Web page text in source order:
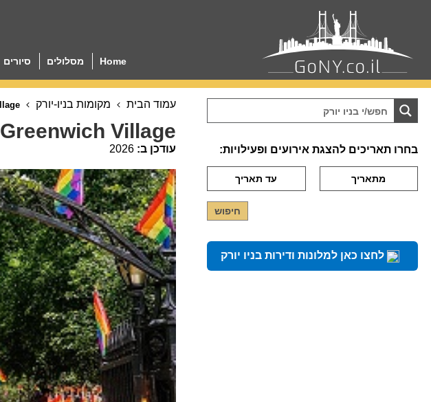
Home מסלולים סיורים
עמוד הבית מקומות בניו-יורק
Greenwich Village – גריניג וויליג
עודכן ב: 2026 בחרו תאריכים להצגת אירועים ופעילויות:
לחצו כאן למלונות ודירות בניו יורק